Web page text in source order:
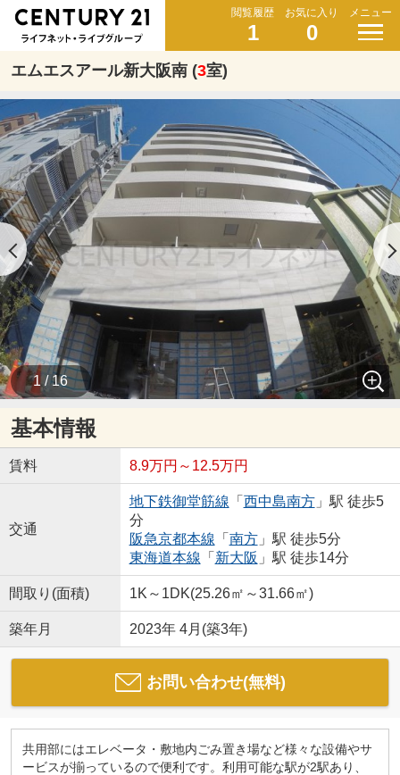
閲覧履歴
1
お気に入り
0
メニュー
エムエスアール新大阪南 (3室)
1 / 16
基本情報
賃料 8.9万円～12.5万円
交通
地下鉄御堂筋線 「 西中島南方」駅 徒歩5
分
阪急京都本線 「 南方」駅 徒歩5分
東海道本線 「 新大阪 」駅 徒歩14分
間取り(面積) 1K～1DK(25.26㎡～31.66㎡)
築年月 2023年 4月(築3年)
お問い合わせ(無料)
共用部にはエレベータ・敷地内ごみ置き場など様々な設備やサ
ービスが揃っているので便利です。利用可能な駅が2駅あり、